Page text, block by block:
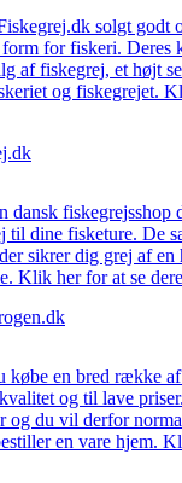
solgt godt
for fiskeri. Deres
af fiskegrej, et højt
og fiskegrejet.
dansk fiskegrejsshop
til dine fisketure. De
sikrer dig grej af en
Klik her for at se
købe en bred række
og til lave
og du vil derfor
en vare hjem.